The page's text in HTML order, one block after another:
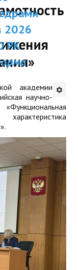
занятий
2026
РК
академии
научно-